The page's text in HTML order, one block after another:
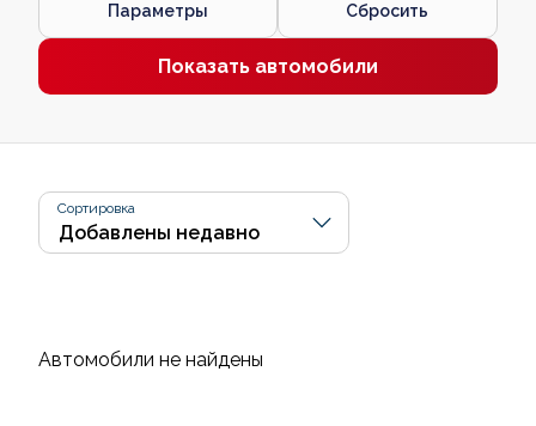
Параметры Сбросить
Показать автомобили
Сортировка
Автомобили не найдены